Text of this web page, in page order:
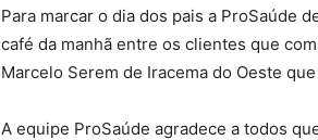
Para marcar o dia dos pais a ProSaúde
café da manhã entre os clientes que
Marcelo Serem de Iracema do Oeste
A equipe ProSaúde agradece a todos